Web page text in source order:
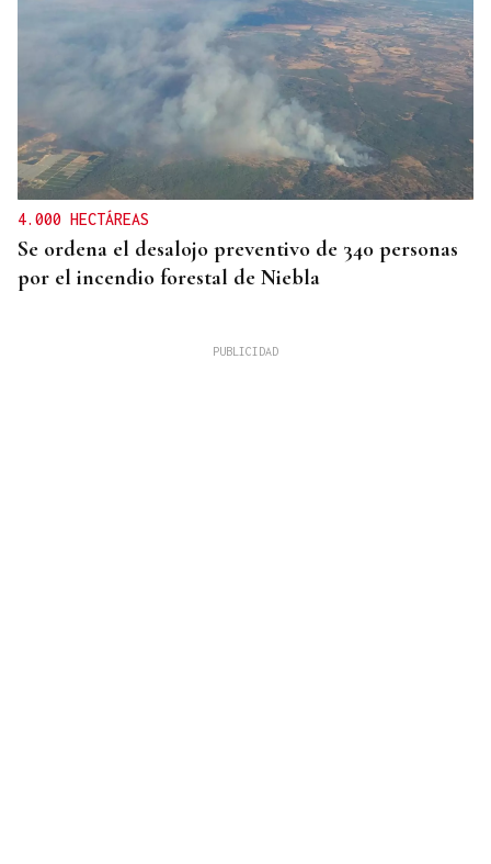
4.000 HECTÁREAS
Se ordena el desalojo preventivo de 340 personas
por el incendio forestal de Niebla